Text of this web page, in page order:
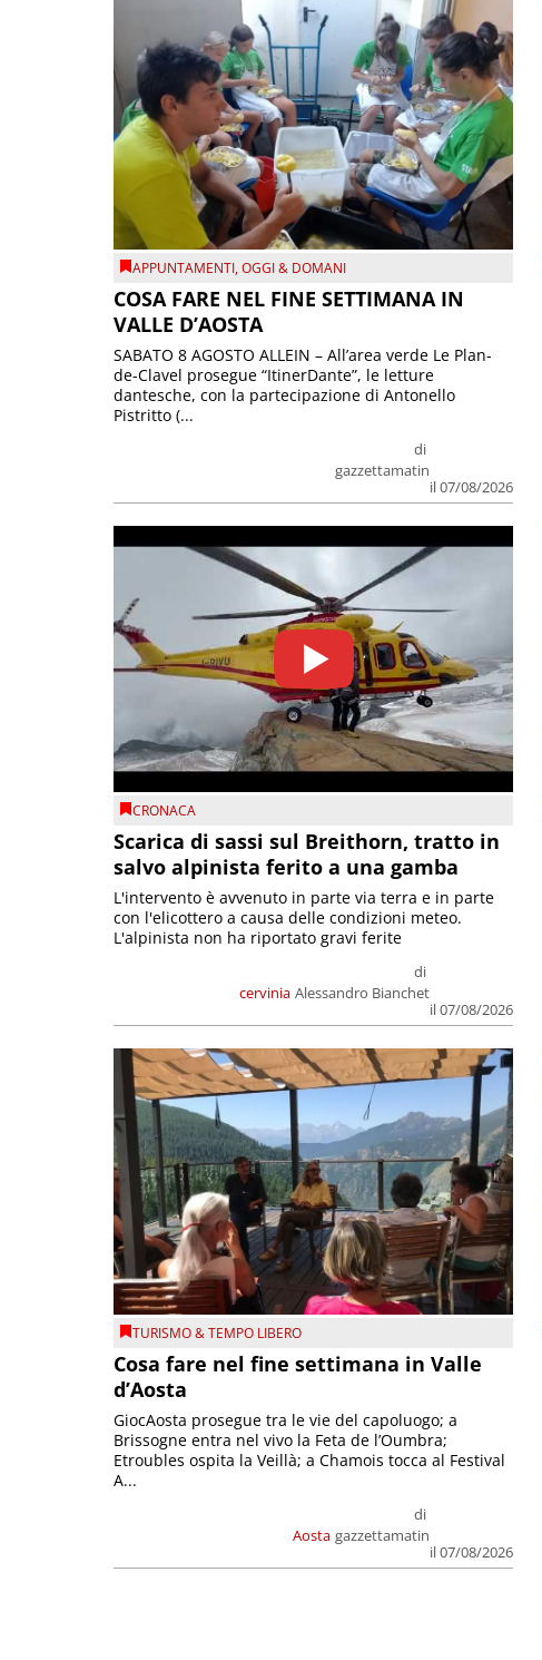
APPUNTAMENTI,OGGI & DOMANI
COSA FARE NEL FINE SETTIMANA IN
VALLE D’AOSTA
di
gazzettamatin
il 07/08/2026
SABATO 8 AGOSTO ALLEIN – All’area verde Le Plan-
de-Clavel prosegue “ItinerDante”, le letture
dantesche, con la partecipazione di Antonello
Pistritto (...
CRONACA
Scarica di sassi sul Breithorn, tratto in
salvo alpinista ferito a una gamba
cervinia
di
Alessandro Bianchet
il 07/08/2026
L'intervento è avvenuto in parte via terra e in parte
con l'elicottero a causa delle condizioni meteo.
L'alpinista non ha riportato gravi ferite
TURISMO & TEMPO LIBERO
Cosa fare nel fine settimana in Valle
d’Aosta
Aosta
di
gazzettamatin
il 07/08/2026
GiocAosta prosegue tra le vie del capoluogo; a
Brissogne entra nel vivo la Feta de l’Oumbra;
Etroubles ospita la Veillà; a Chamois tocca al Festival
A...